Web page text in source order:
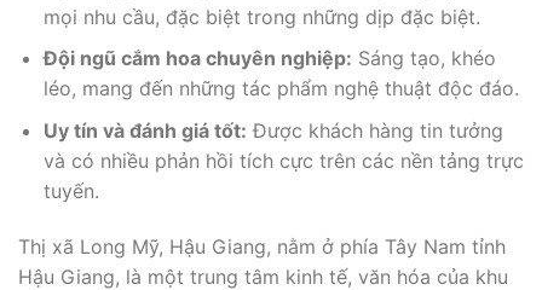
mọi nhu cầu, đặc biệt trong những dịp đặc biệt.
Đội ngũ cắm hoa chuyên nghiệp: Sáng tạo, khéo
léo, mang đến những tác phẩm nghệ thuật độc đáo.
Uy tín và đánh giá tốt: Được khách hàng tin tưởng
và có nhiều phản hồi tích cực trên các nền tảng trực
tuyến.
Thị xã Long Mỹ, Hậu Giang, nằm ở phía Tây Nam tỉnh
Hậu Giang, là một trung tâm kinh tế, văn hóa của khu